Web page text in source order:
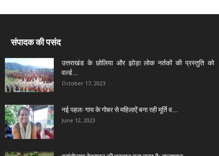
संपादक की पसंद
उत्तराखंड के छोलिया और झोड़ा लोक नर्तकों की प्रस्तुति को
वर्ल्ड...
October 17, 2023
नई पहलः गाय के गोबर से महिलाऐं बना रही मूर्ति व...
June 12, 2023